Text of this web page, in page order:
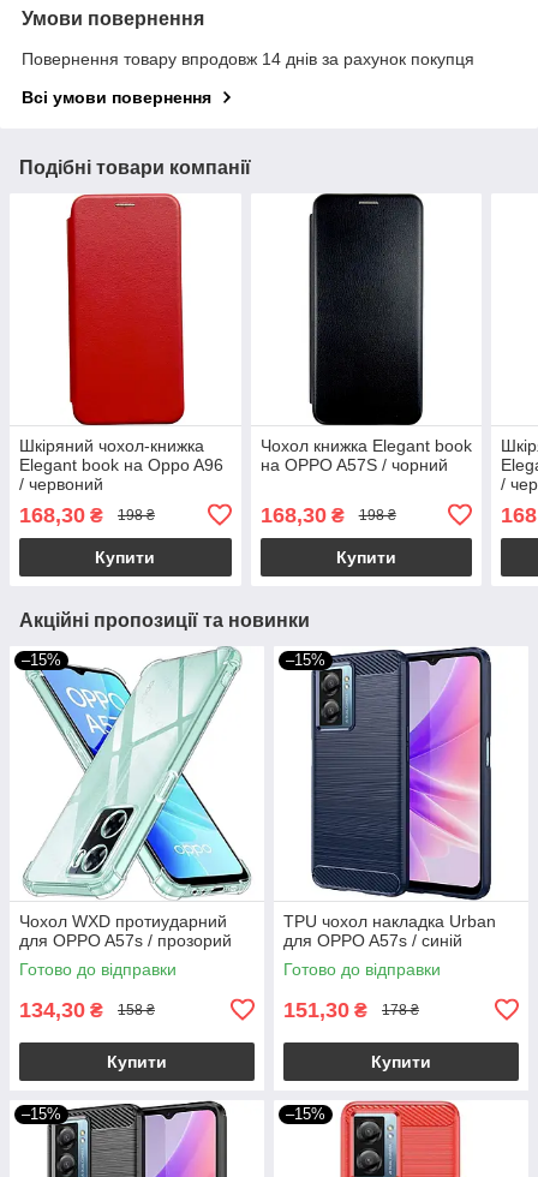
Умови повернення
Повернення товару впродовж 14 днів за рахунок покупця
Всі умови повернення
Подібні товари компанії
Шкіряний чохол-книжка
Elegant book на Oppo A96
/ червоний
168,30 ₴ 198 ₴
Купити
Чохол книжка Elegant book
на OPPO A57S / чорний
168,30₴ 198 ₴
Купити
/
Акційні пропозиції та новинки
–15%
Чохол WXD протиударний
для OPPO A57s / прозорий
Готово до відправки
134,30 ₴ 158 ₴
Купити
–15%
TPU чохол накладка Urban
для OPPO A57s / синій
Готово до відправки
151,30 ₴ 178 ₴
Купити
–15% –15%